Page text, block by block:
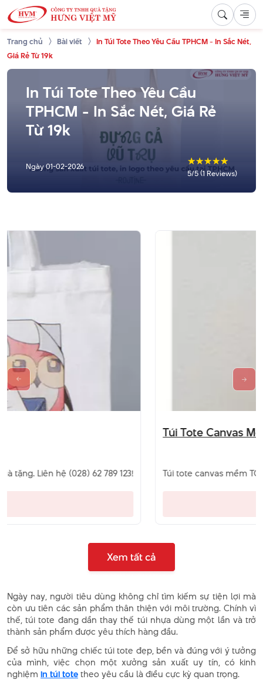
Trang chủ Bài viết
In Túi Tote Theo Yêu Cầu TPHCM - In Sắc Nét,
Giá Rẻ Từ 19k
In Túi Tote Theo Yêu Cầu
TPHCM - In Sắc Nét, Giá Rẻ
Từ 19k
Ngày01-02-2026 ☆
☆
☆
☆
☆
5/5 (1 Reviews)
Túi Tote Canvas Mềm, Tiện Lợi - TC 006
Túi tote canvas mềm TC-006 từ vải bố tự nhiên, thân thiện
Ngày nay, người tiêu dùng không chỉ tìm kiếm sự tiện lợi mà
còn ưu tiên các sản phẩm thân thiện với môi trường. Chính vì
thế, túi tote đang dần thay thế túi nhựa dùng một lần và trở
thành sản phẩm được yêu thích hàng đầu.
Để sở hữu những chiếc túi tote đẹp, bền và đúng với ý tưởng
của mình, việc chọn một xưởng sản xuất uy tín, có kinh
nghiệm in túi totetheo yêu cầu là điều cực kỳ quan trọng.